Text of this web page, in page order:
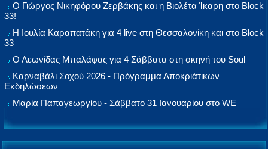
Ο Γιώργος Νικηφόρου Ζερβάκης και η Βιολέτα Ίκαρη στο Block
33!
Η Ιουλία Καραπατάκη για 4 live στη Θεσσαλονίκη και στο Block
33
Ο Λεωνίδας Μπαλάφας για 4 Σάββατα στη σκηνή του Soul
Καρναβάλι Σοχού 2026 - Πρόγραμμα Αποκριάτικων
Εκδηλώσεων
Μαρία Παπαγεωργίου - Σάββατο 31 Ιανουαρίου στο WE